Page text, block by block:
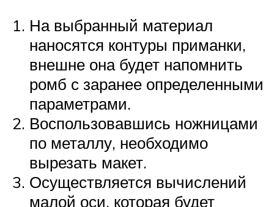
На выбранный материал
наносятся контуры приманки,
внешне она будет напомнить
ромб с заранее определенными
параметрами.
Воспользовавшись ножницами
по металлу, необходимо
вырезать макет.
Осуществляется вычислений
малой оси, которая будет